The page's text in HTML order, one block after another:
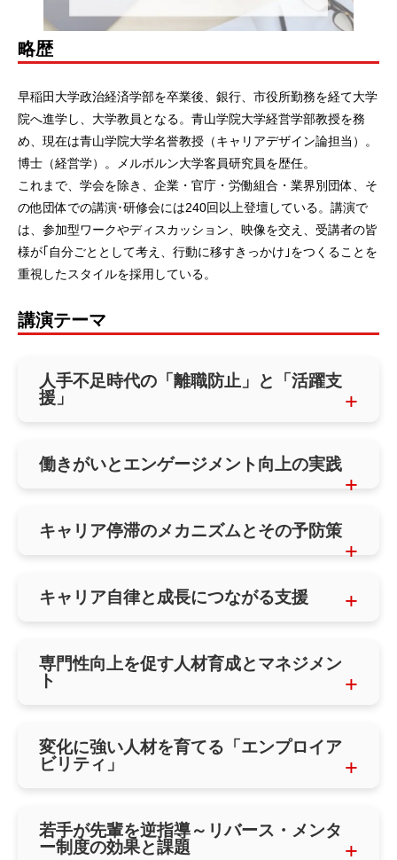
略歴
早稲田大学政治経済学部を卒業後、銀行、市役所勤務を経て大学
院へ進学し、大学教員となる。青山学院大学経営学部教授を務
め、現在は青山学院大学名誉教授（キャリアデザイン論担当）。
博士（経営学）。メルボルン大学客員研究員を歴任。
これまで、学会を除き、企業・官庁・労働組合・業界別団体、そ
の他団体での講演･研修会には240回以上登壇している。講演で
は、参加型ワークやディスカッション、映像を交え、受講者の皆
様が｢自分ごととして考え、行動に移すきっかけ｣をつくることを
重視したスタイルを採用している。
講演テーマ
人手不足時代の「離職防止」と「活躍支
援」
働きがいとエンゲージメント向上の実践
キャリア停滞のメカニズムとその予防策
キャリア自律と成長につながる支援
専門性向上を促す人材育成とマネジメン
ト
変化に強い人材を育てる「エンプロイア
ビリティ」
若手が先輩を逆指導～リバース・メンタ
ー制度の効果と課題